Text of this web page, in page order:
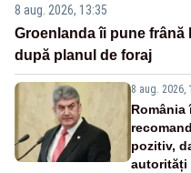
8 aug. 2026, 13:35
Groenlanda îi pune
după planul de foraj
8 aug. 2026,
România
pozitiv,
autorități